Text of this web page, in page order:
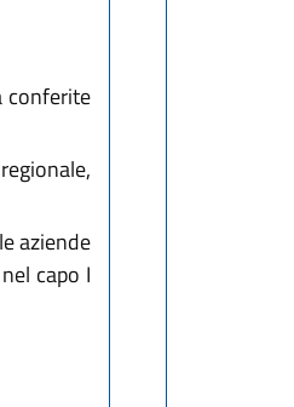
conferite
aziende
capo I